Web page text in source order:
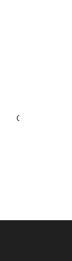
COLLAR